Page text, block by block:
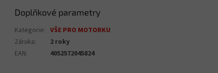
Doplňkové parametry
Kategorie: VŠE PRO MOTORKU
Záruka:
2 roky
EAN: 4052572045824